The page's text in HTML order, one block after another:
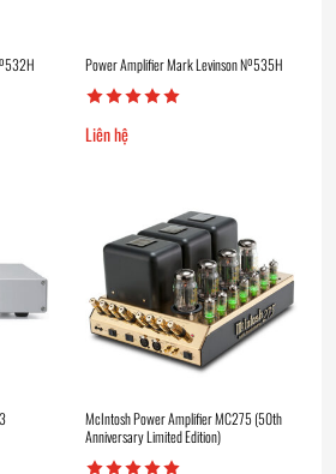
Power Amplifier Mark Levinson Nº535H
Liên hệ
McIntosh Power Amplifier MC275 (50th
Anniversary Limited Edition)